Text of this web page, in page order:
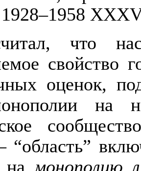
что
свойство
оценок,
на
“область”
намонополию